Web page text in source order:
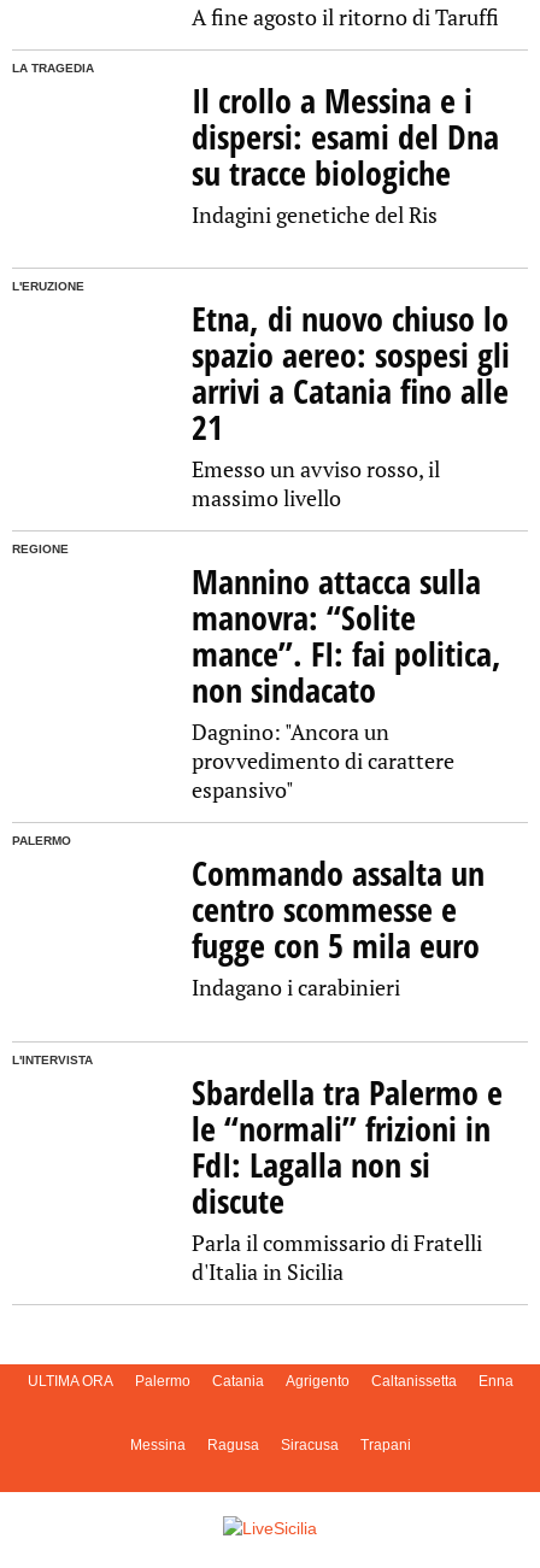
A fine agosto il ritorno di Taruffi
LA TRAGEDIA
Il crollo a Messina e i
dispersi: esami del Dna
su tracce biologiche
Indagini genetiche del Ris
L'ERUZIONE
Etna, di nuovo chiuso lo
spazio aereo: sospesi gli
arrivi a Catania fino alle
21
Emesso un avviso rosso, il
massimo livello
REGIONE
Mannino attacca sulla
manovra: “Solite
mance”. FI: fai politica,
non sindacato
Dagnino: "Ancora un
provvedimento di carattere
espansivo"
PALERMO
Commando assalta un
centro scommesse e
fugge con 5 mila euro
Indagano i carabinieri
L'INTERVISTA
Sbardella tra Palermo e
le “normali” frizioni in
FdI: Lagalla non si
discute
Parla il commissario di Fratelli
d'Italia in Sicilia
ULTIMA ORA Palermo Catania Agrigento Caltanissetta Enna
Messina Ragusa Siracusa Trapani